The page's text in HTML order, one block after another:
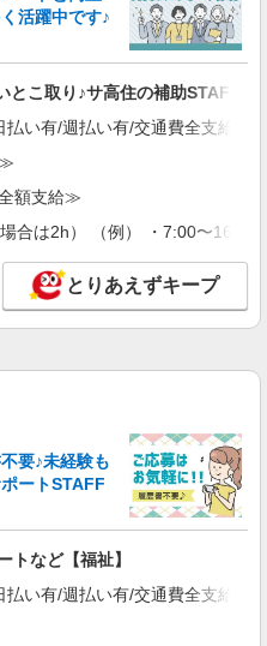
分（73,870〜76,600円）含む。※
〜7,660円（深夜割増＋夜勤手
船1-23-8 ◆東京メトロ/都電荒川
徒歩10分程度です！
詳細を見る
マ時間にパートではたらこ♪
験歓迎
島
迎や生活サポートなど【福
〜2312円 ＜日払い有/週払い有/交
活躍中です♪
こ取り♪サ高住の補助STAFF
い有/週払い有/交通費全支給(ガ
≫
額支給≫
合は2h） （例） ・7:00〜
とりあえずキープ
要♪未経験も
ートSTAFF
など【福祉】
い有/週払い有/交通費全支給(ガ